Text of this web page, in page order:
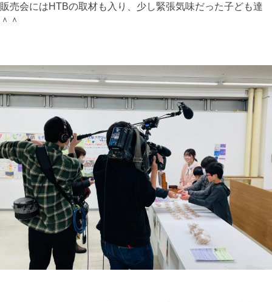
販売会にはHTBの取材も入り、少し緊張気味だった子ども達
＾＾